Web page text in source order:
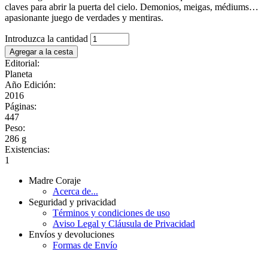
claves para abrir la puerta del cielo. Demonios, meigas, médiums…
apasionante juego de verdades y mentiras.
Introduzca la cantidad
Editorial:
Planeta
Año Edición:
2016
Páginas:
447
Peso:
286 g
Existencias:
1
Madre Coraje
Acerca de...
Seguridad y privacidad
Términos y condiciones de uso
Aviso Legal y Cláusula de Privacidad
Envíos y devoluciones
Formas de Envío